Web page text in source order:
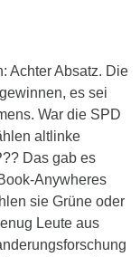
Achter Absatz. Die
es sei
War die SPD
altlinke
Das gab es
Anywheres
sie Grüne oder
Leute aus